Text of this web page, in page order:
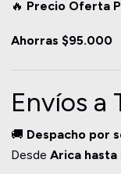
🔥 Precio Oferta
Ahorras $95.000
Envíos a
🚚 Despacho por
Desde Arica hasta